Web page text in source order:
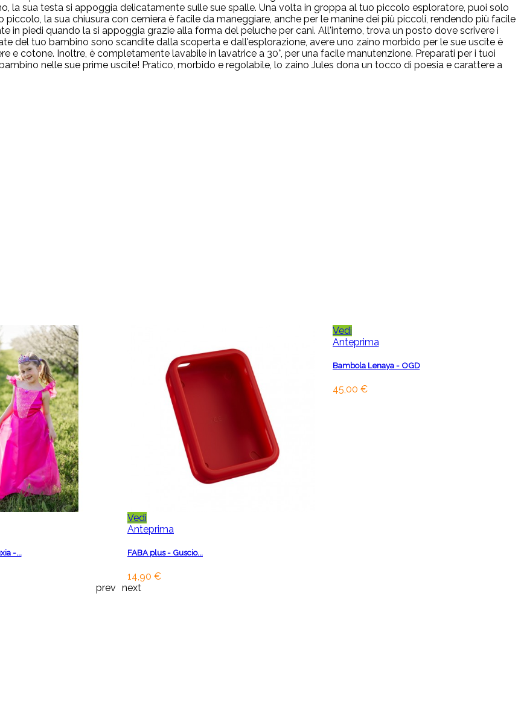
la sua testa si appoggia delicatamente sulle sue spalle. Una volta in groppa al tuo piccolo esploratore, puoi solo
la sua chiusura con cerniera è facile da maneggiare, anche per le manine dei più piccoli, rendendo più facile
in piedi quando la si appoggia grazie alla forma del peluche per cani. All'interno, trova un posto dove scrivere i
del tuo bambino sono scandite dalla scoperta e dall'esplorazione, avere uno zaino morbido per le sue uscite è
e cotone. Inoltre, è completamente lavabile in lavatrice a 30°, per una facile manutenzione. Preparati per i tuoi
nelle sue prime uscite! Pratico, morbido e regolabile, lo zaino Jules dona un tocco di poesia e carattere a
-...
Vedi
Anteprima
FABA plus - Guscio...
14,90 €
Vedi
Anteprima
Bambola Lenaya - OGD
45,00 €
prev next